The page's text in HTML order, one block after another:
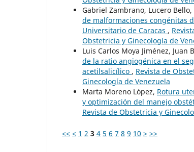
Gabriel Zambrano, Lucero
de malformaciones congénitas
Universitario de Caracas ,
Obstetricia y Ginecología de
Luis Carlos Moya Jiménez,
de la ratio angiogénica en el
acetilsalicílico , Revista de
Ginecología de Venezuela
Marta Moreno López, Rotura
y optimización del manejo
Revista de Obstetricia y
<< < 1 2 3 4 5 6 7 8 9 10 > >>